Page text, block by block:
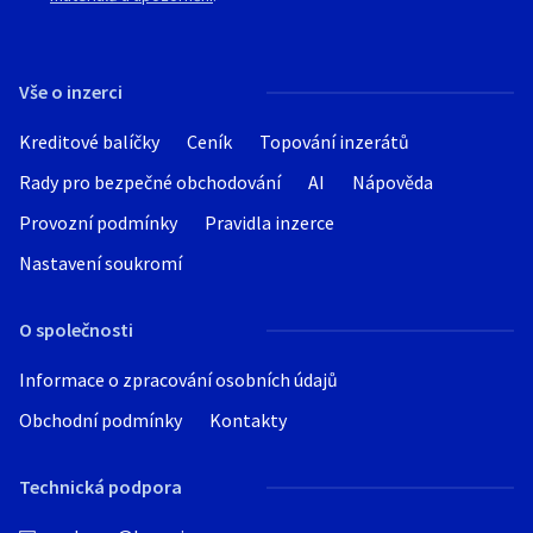
nás kontaktujte.
Vše o inzerci
Kreditové balíčky Ceník
Topování inzerátů
Rady pro bezpečné obchodování
AI
Nápověda
Provozní podmínky
Pravidla inzerce
Nastavení soukromí
O společnosti
Informace o zpracování osobních údajů
Obchodní podmínky
Kontakty
Technická podpora